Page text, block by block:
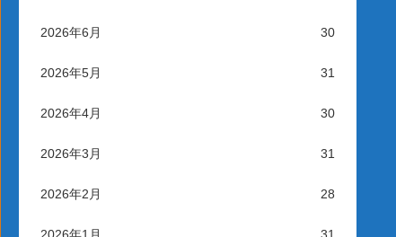
2026年6月 30
2026年5月 31
2026年4月 30
2026年3月 31
2026年2月 28